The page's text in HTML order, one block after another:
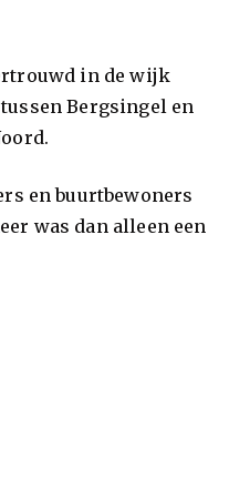
in de wijk
Bergsingel en
en buurtbewoners
was dan alleen een